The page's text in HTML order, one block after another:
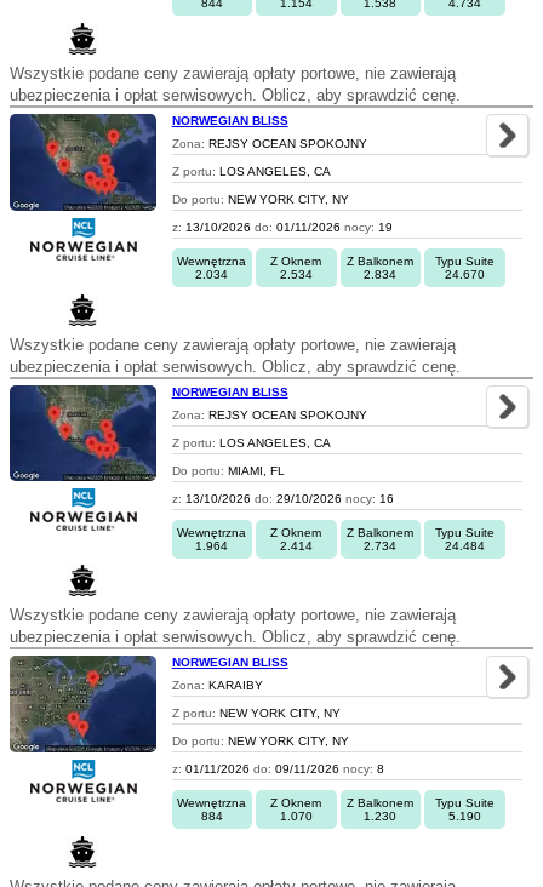
844 1.154 1.538 4.734
Wszystkie podane ceny zawierają opłaty portowe, nie zawierają
ubezpieczenia i opłat serwisowych. Oblicz, aby sprawdzić cenę.
NORWEGIAN BLISS
Zona: REJSY OCEAN SPOKOJNY
Z portu: LOS ANGELES, CA
Do portu: NEW YORK CITY, NY
z: 13/10/2026 do: 01/11/2026 nocy: 19
Wewnętrzna
2.034
Z Oknem
2.534
Z Balkonem
2.834
Typu Suite
24.670
Wszystkie podane ceny zawierają opłaty portowe, nie zawierają
ubezpieczenia i opłat serwisowych. Oblicz, aby sprawdzić cenę.
NORWEGIAN BLISS
Zona: REJSY OCEAN SPOKOJNY
Z portu: LOS ANGELES, CA
Do portu: MIAMI, FL
z: 13/10/2026 do: 29/10/2026 nocy: 16
Wewnętrzna
1.964
Z Oknem
2.414
Z Balkonem
2.734
Typu Suite
24.484
Wszystkie podane ceny zawierają opłaty portowe, nie zawierają
ubezpieczenia i opłat serwisowych. Oblicz, aby sprawdzić cenę.
NORWEGIAN BLISS
Zona: KARAIBY
Z portu: NEW YORK CITY, NY
Do portu: NEW YORK CITY, NY
z: 01/11/2026 do: 09/11/2026 nocy: 8
Wewnętrzna
884
Z Oknem
1.070
Z Balkonem
1.230
Typu Suite
5.190